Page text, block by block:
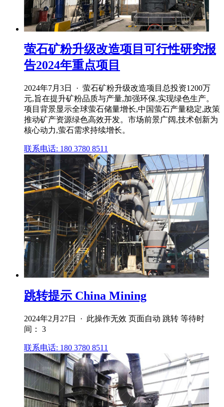
萤石矿粉升级改造项目可行性研究报
告2024年重点项目
2024年7月3日 · 萤石矿粉升级改造项目总投资1200万
元,旨在提升矿粉品质与产量,加强环保,实现绿色生产。
项目背景显示全球萤石储量增长,中国萤石产量稳定,政策
推动矿产资源绿色高效开发。市场前景广阔,技术创新为
核心动力,萤石需求持续增长。
联系电话: 180 3780 8511
跳转提示 China Mining
2024年2月27日 · 此操作无效 页面自动 跳转 等待时
间： 3
联系电话: 180 3780 8511